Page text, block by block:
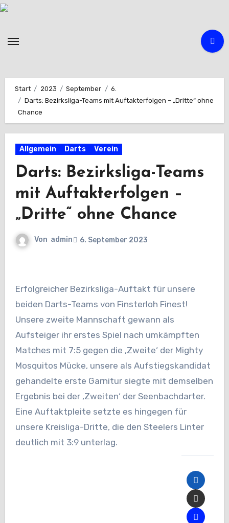
Zum
Start 2023 September
6.
Darts: Bezirksliga-Teams mit Auftakterfolgen – „Dritte“ ohne
Chance
Allgemein Darts Verein
Darts: Bezirksliga-Teams
mit Auftakterfolgen –
„Dritte“ ohne Chance
Von admin 6. September 2023
Erfolgreicher Bezirksliga-Auftakt für unsere
beiden Darts-Teams von Finsterloh Finest!
Unsere zweite Mannschaft gewann als
Aufsteiger ihr erstes Spiel nach umkämpften
Matches mit 7:5 gegen die ‚Zweite‘ der Mighty
Mosquitos Mücke, unsere als Aufstiegskandidat
gehandelte erste Garnitur siegte mit demselben
Ergebnis bei der ‚Zweiten‘ der Seenbachdarter.
Eine Auftaktpleite setzte es hingegen für
unsere Kreisliga-Dritte, die den Steelers Linter
deutlich mit 3:9 unterlag.